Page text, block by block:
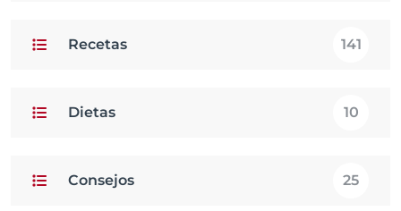
Recetas 141
Dietas 10
Consejos 25